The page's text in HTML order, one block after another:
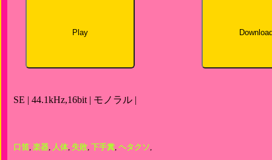
Play
SE | 44.1kHz,16bit | モノラル |
口笛, 楽器, 人体, 失敗, 下手糞, ヘタクソ,